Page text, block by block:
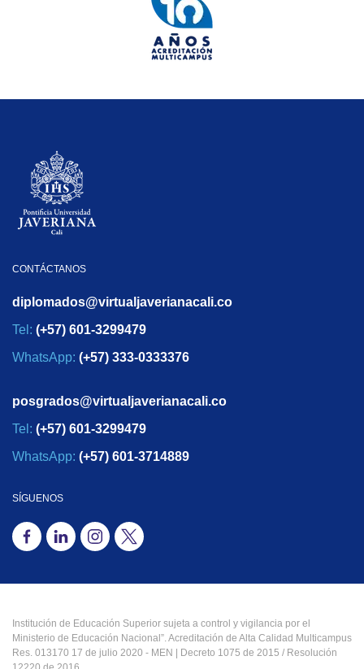
CONTÁCTANOS
diplomados@virtualjaverianacali.co
Tel: (+57) 601-3299479
WhatsApp: (+57) 333-0333376
posgrados@virtualjaverianacali.co
Tel: (+57) 601-3299479
WhatsApp: (+57) 601-3714889
SÍGUENOS
Institución de Educación Superior sujeta a control y vigilancia por el
Ministerio de Educación Nacional”. Acreditación de Alta Calidad Multicampus
Res. 013170 17 de julio 2020 - MEN | Decreto 1075 de 2015 / Resolución